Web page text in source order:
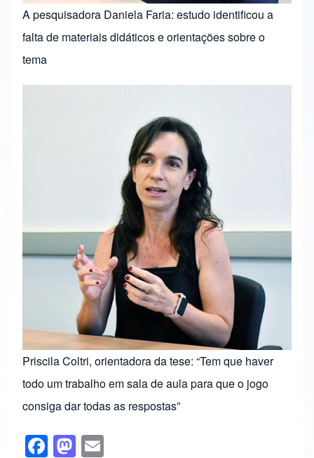
A pesquisadora Daniela Faria: estudo identificou a
falta de materiais didáticos e orientações sobre o
tema
Priscila Coltri, orientadora da tese: “Tem que haver
todo um trabalho em sala de aula para que o jogo
consiga dar todas as respostas”
F M